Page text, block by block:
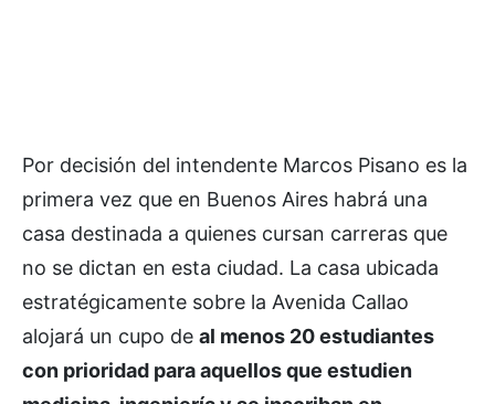
Por decisión del intendente Marcos Pisano es la
primera vez que en Buenos Aires habrá una
casa destinada a quienes cursan carreras que
no se dictan en esta ciudad. La casa ubicada
estratégicamente sobre la Avenida Callao
alojará un cupo de al menos 20 estudiantes
con prioridad para aquellos que estudien